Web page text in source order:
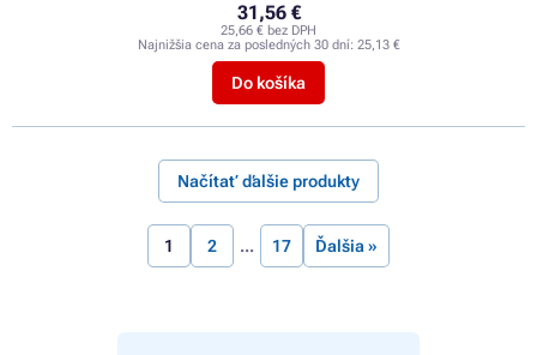
31,56 €
25,66 € bez DPH
Najnižšia cena za posledných 30 dní: 25,13 €
Do košíka
Načítať ďalšie produkty
1 2 17 Ďalšia »